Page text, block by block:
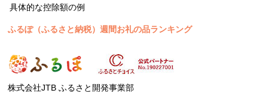
具体的な控除額の例
ふるぽ（ふるさと納税）週間お礼の品ランキング
株式会社JTB ふるさと開発事業部